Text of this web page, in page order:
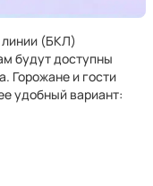
линии (БКЛ)
будут доступны
Горожане и гости
удобный вариант: